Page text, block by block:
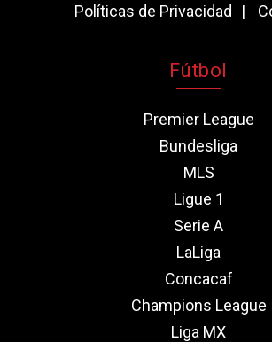
Políticas de Privacidad
Fútbol
Premier League
Bundesliga
MLS
Ligue 1
Serie A
LaLiga
Concacaf
Champions League
Liga MX